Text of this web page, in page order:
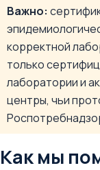
Важно:
корректной
только
лаборатории и
центры, чьи
Как мы